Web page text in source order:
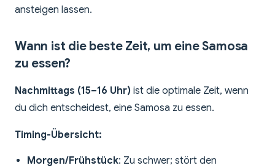
ansteigen lassen.
Wann ist die beste Zeit, um eine Samosa
zu essen?
Nachmittags (15–16 Uhr) ist die optimale Zeit, wenn
du dich entscheidest, eine Samosa zu essen.
Timing-Übersicht:
Morgen/Frühstück: Zu schwer; stört den